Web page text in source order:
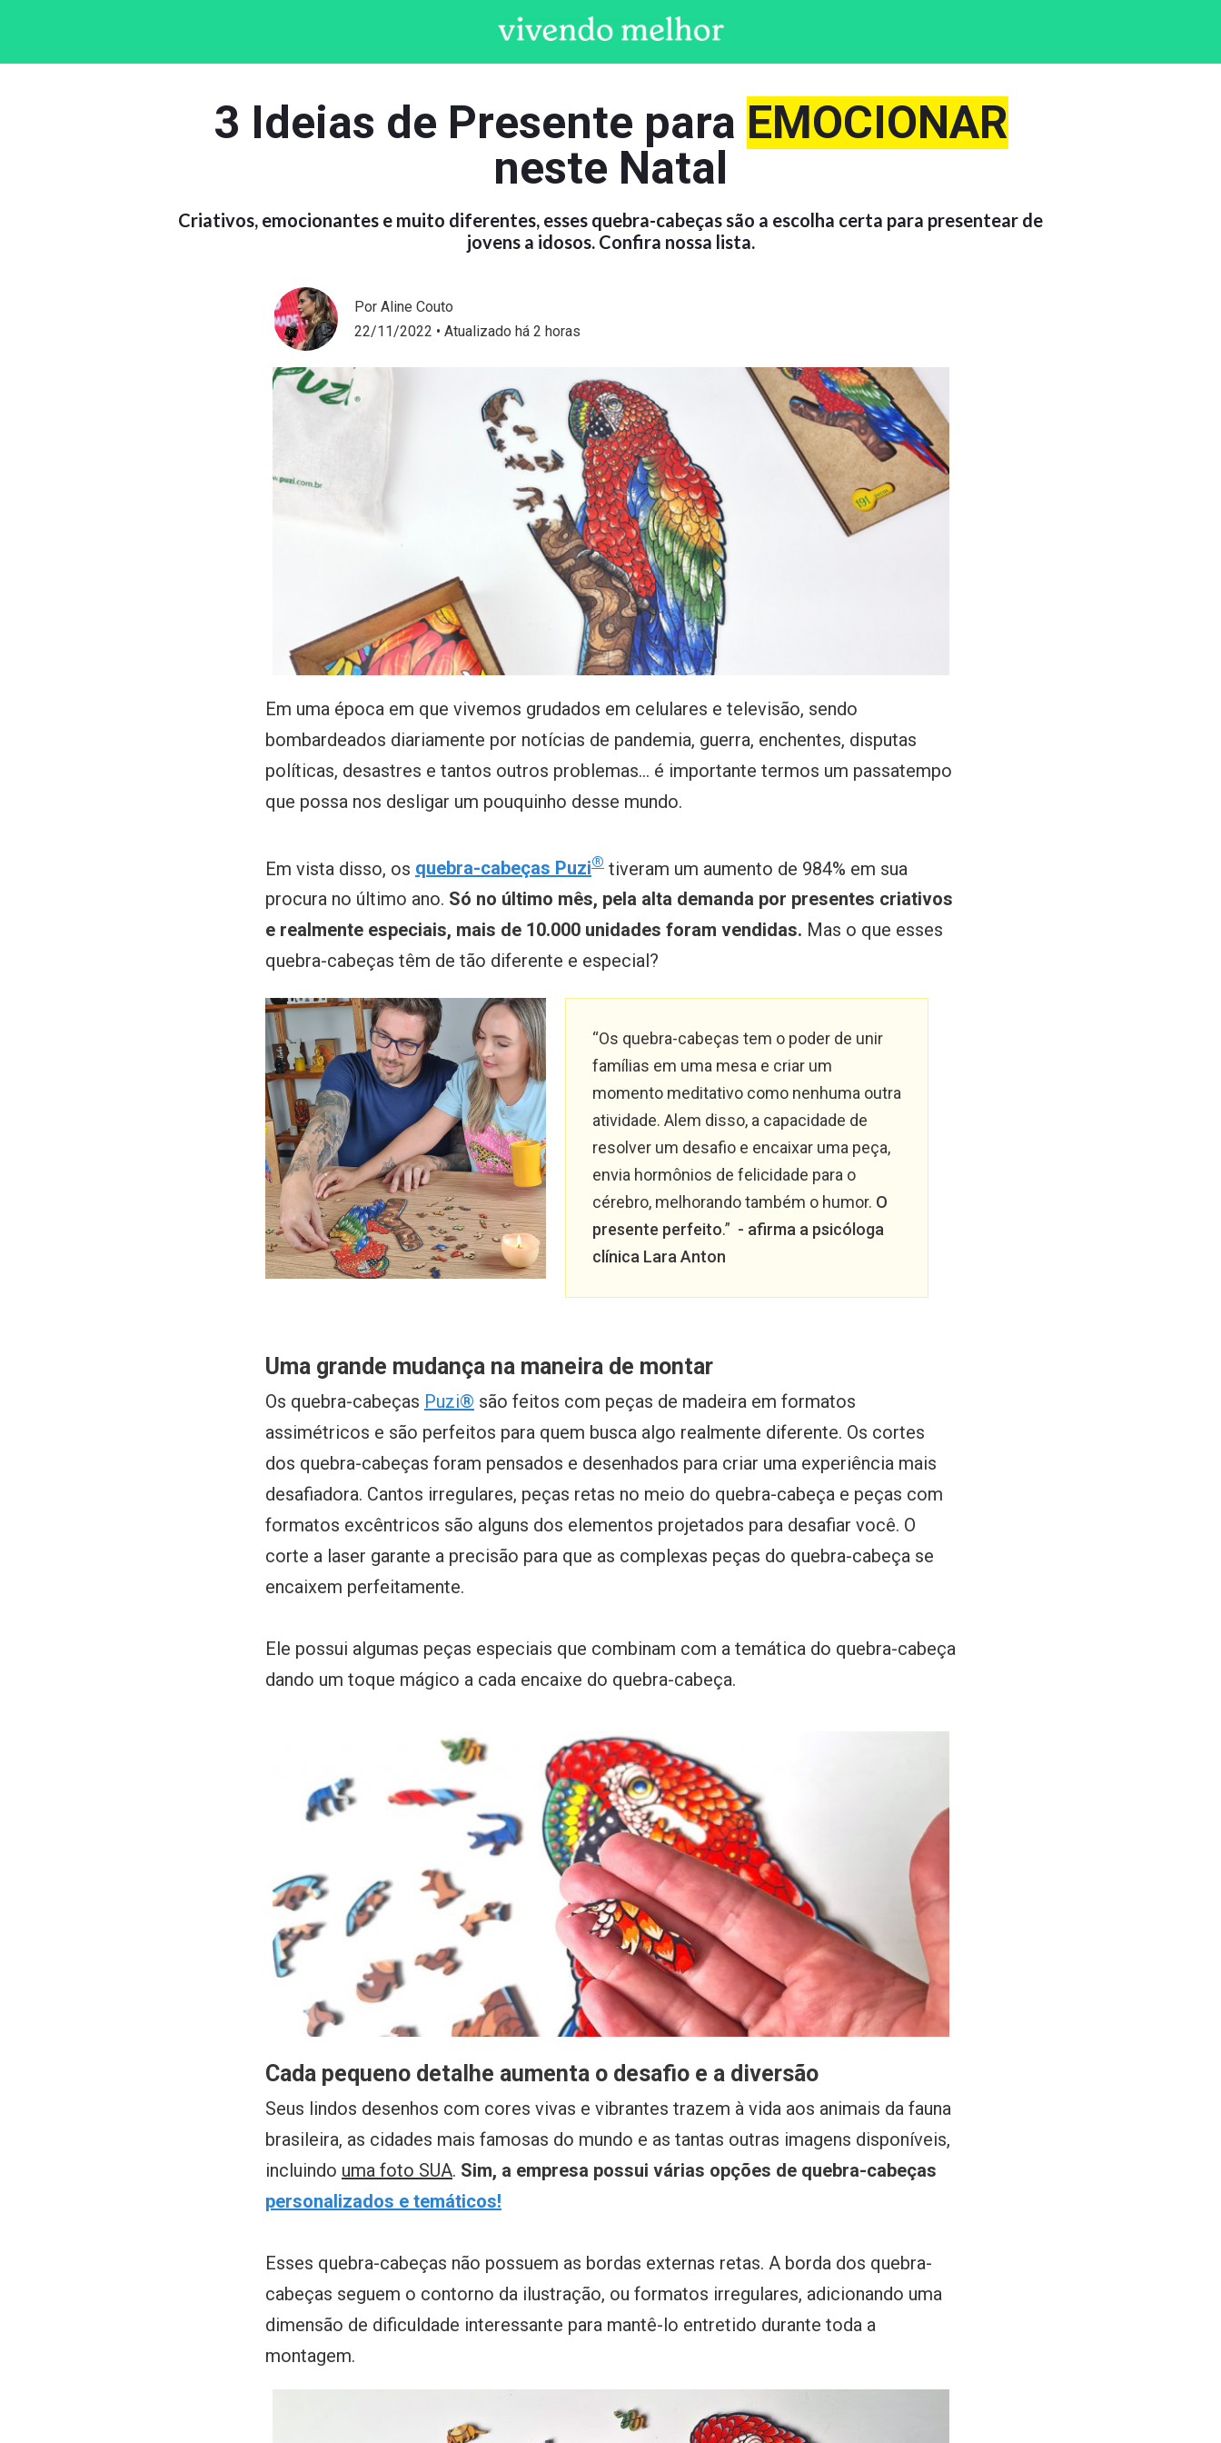
3 Ideias de Presente para EMOCIONAR
neste Natal
Criativos, emocionantes e muito diferentes, esses quebra-cabeças são a escolha certa para presentear de
jovens a idosos. Confira nossa lista.
Por Aline Couto
22/11/2022 • Atualizado há 2 horas
Em uma época em que vivemos grudados em celulares e televisão, sendo
bombardeados diariamente por notícias de pandemia, guerra, enchentes, disputas
políticas, desastres e tantos outros problemas... é importante termos um passatempo
que possa nos desligar um pouquinho desse mundo.
Em vista disso, os quebra-cabeças Puzi® tiveram um aumento de 984% em sua
procura no último ano. Só no último mês, pela alta demanda por presentes criativos
e realmente especiais, mais de 10.000 unidades foram vendidas. Mas o que esses
quebra-cabeças têm de tão diferente e especial?
“Os quebra-cabeças tem o poder de unir
famílias em uma mesa e criar um
momento meditativo como nenhuma outra
atividade. Alem disso, a capacidade de
resolver um desafio e encaixar uma peça,
envia hormônios de felicidade para o
cérebro, melhorando também o humor. O
presente perfeito.” - afirma a psicóloga
clínica Lara Anton
Uma grande mudança na maneira de montar
Os quebra-cabeças Puzi® são feitos com peças de madeira em formatos
assimétricos e são perfeitos para quem busca algo realmente diferente. Os cortes
dos quebra-cabeças foram pensados e desenhados para criar uma experiência mais
desafiadora. Cantos irregulares, peças retas no meio do quebra-cabeça e peças com
formatos excêntricos são alguns dos elementos projetados para desafiar você. O
corte a laser garante a precisão para que as complexas peças do quebra-cabeça se
encaixem perfeitamente.
Ele possui algumas peças especiais que combinam com a temática do quebra-cabeça
dando um toque mágico a cada encaixe do quebra-cabeça.
Cada pequeno detalhe aumenta o desafio e a diversão
Seus lindos desenhos com cores vivas e vibrantes trazem à vida aos animais da fauna
brasileira, as cidades mais famosas do mundo e as tantas outras imagens disponíveis,
incluindo uma foto SUA. Sim, a empresa possui várias opções de quebra-cabeças
personalizados e temáticos!
Esses quebra-cabeças não possuem as bordas externas retas. A borda dos quebra-
cabeças seguem o contorno da ilustração, ou formatos irregulares, adicionando uma
dimensão de dificuldade interessante para mantê-lo entretido durante toda a
montagem.